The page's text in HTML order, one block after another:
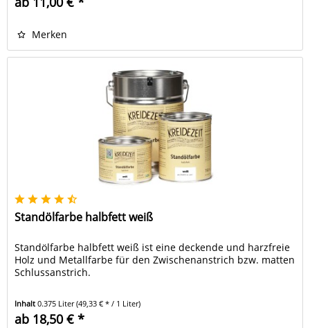
Merken
Standölfarbe halbfett weiß
Standölfarbe halbfett weiß ist eine deckende und harzfreie
Holz und Metallfarbe für den Zwischenanstrich bzw. matten
Schlussanstrich.
Inhalt0.375 Liter(49,33 € * / 1 Liter)
ab 18,50 € *